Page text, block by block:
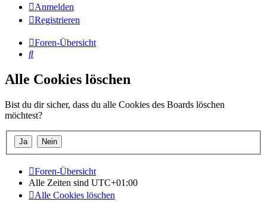
Anmelden
Registrieren
Foren-Übersicht
Suche
Alle Cookies löschen
Bist du dir sicher, dass du alle Cookies des Boards löschen
möchtest?
Foren-Übersicht
Alle Zeiten sind UTC+01:00
Alle Cookies löschen